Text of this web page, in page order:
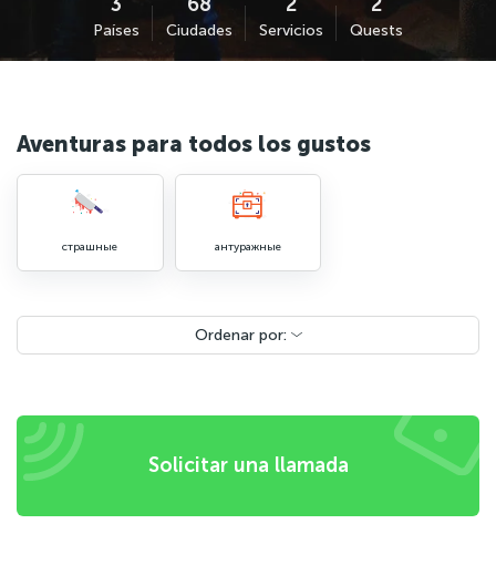
Países Ciudades Servicios Quests
Aventuras para todos los gustos
страшные антуражные
Ordenar por:
Solicitar una llamada